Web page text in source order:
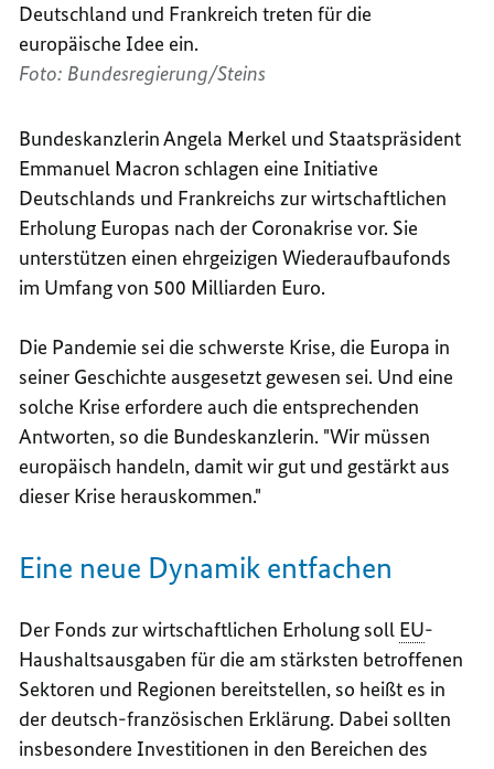
Deutschland und Frankreich treten für die
europäische Idee ein.
Foto: Bundesregierung/Steins
Bundeskanzlerin Angela Merkel und Staatspräsident
Emmanuel Macron schlagen eine Initiative
Deutschlands und Frankreichs zur wirtschaftlichen
Erholung Europas nach der Coronakrise vor. Sie
unterstützen einen ehrgeizigen Wiederaufbaufonds
im Umfang von 500 Milliarden Euro.
Die Pandemie sei die schwerste Krise, die Europa in
seiner Geschichte ausgesetzt gewesen sei. Und eine
solche Krise erfordere auch die entsprechenden
Antworten, so die Bundeskanzlerin. "Wir müssen
europäisch handeln, damit wir gut und gestärkt aus
dieser Krise herauskommen."
Eine neue Dynamik entfachen
Der Fonds zur wirtschaftlichen Erholung soll EU-
Haushaltsausgaben für die am stärksten betroffenen
Sektoren und Regionen bereitstellen, so heißt es in
der deutsch-französischen Erklärung. Dabei sollten
insbesondere Investitionen in den Bereichen des